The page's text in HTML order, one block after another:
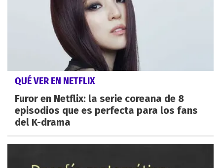
QUÉ VER EN NETFLIX
Furor en Netflix: la serie coreana de 8
episodios que es perfecta para los fans
del K-drama